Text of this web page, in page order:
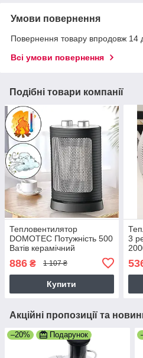
Умови повернення
Повернення товару впродовж 14
Всі умови повернення
Подібні товари компанії
Тепловентилятор
DOMOTEC Потужність 500
Ватів керамічний
підлоговий компактний MS
5905 Сірий
886 ₴ 1 107 ₴
Купити
3
Акційні пропозиції та
–20% Подарунок